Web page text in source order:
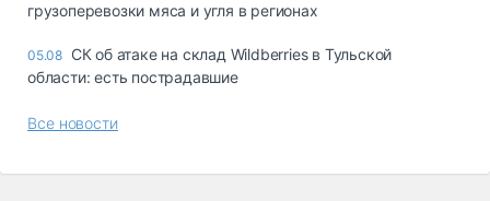
грузоперевозки мяса и угля в регионах
05.08 СК об атаке на склад Wildberries в Тульской
области: есть пострадавшие
Все новости